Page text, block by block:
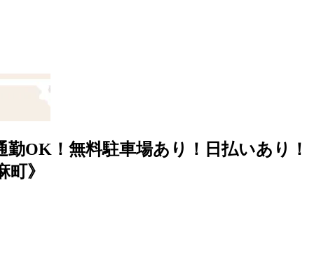
OK！無料駐車場あり！日払いあり！
》